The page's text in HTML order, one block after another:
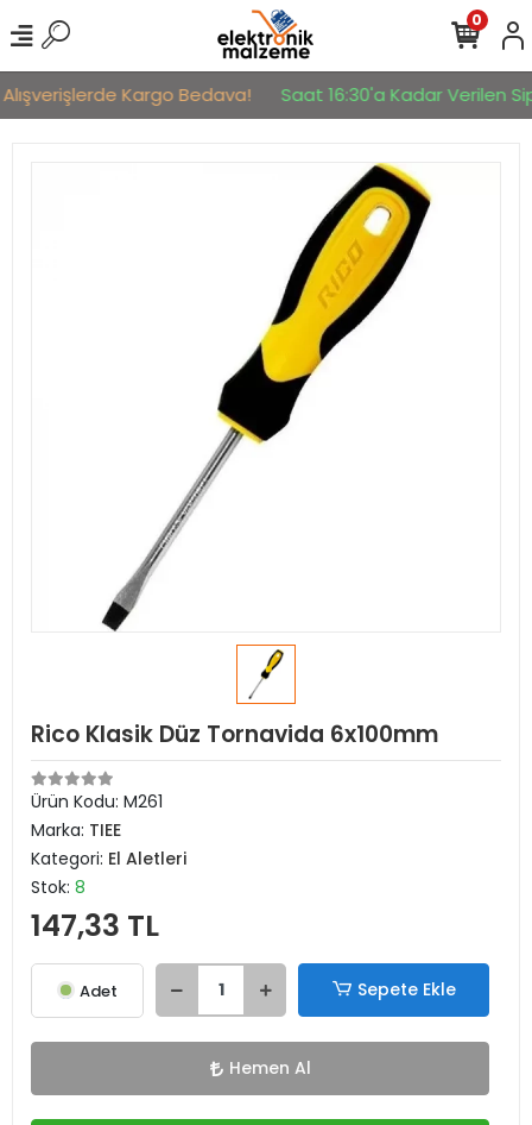
Kargo Bedava! Saat 16:30'a Kadar Verilen
0
Rico Klasik Düz Tornavida 6x100mm
Ürün Kodu: M261
Marka: TIEE
Kategori: El Aletleri
Stok: 8
147,33 TL
Adet Sepete Ekle
Hemen Al